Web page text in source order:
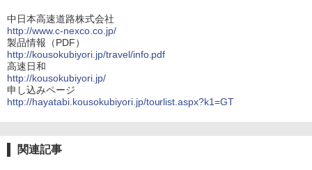
中日本高速道路株式会社
http://www.c-nexco.co.jp/
製品情報（PDF）
http://kousokubiyori.jp/travel/info.pdf
高速日和
http://kousokubiyori.jp/
申し込みページ
http://hayatabi.kousokubiyori.jp/tourlist.aspx?k1=GT
関連記事